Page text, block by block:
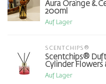
Aura Orange &
200ml
Auf Lager
SCENTCHIPS®
Scentchips®
Cylinder Flowers
Auf Lager